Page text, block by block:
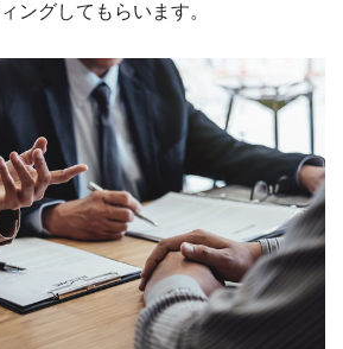
ングしてもらいます。